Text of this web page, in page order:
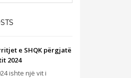
e SHQK përgjatë
2024
ishte një vit i